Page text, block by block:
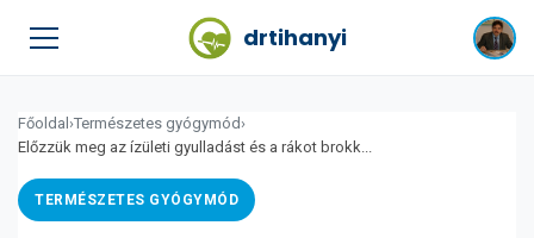
drtihanyi
Főoldal ›Természetes gyógymód ›
Előzzük meg az ízületi gyulladást és a rákot brokk...
TERMÉSZETES GYÓGYMÓD